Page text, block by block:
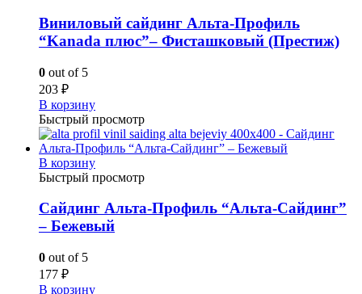
Виниловый сайдинг Альта-Профиль
“Kanada плюс”– Фисташковый (Престиж)
0 out of 5
203 ₽
В корзину
Быстрый просмотр
В корзину
Быстрый просмотр
Сайдинг Альта-Профиль “Альта-Сайдинг”
– Бежевый
0 out of 5
177 ₽
В корзину